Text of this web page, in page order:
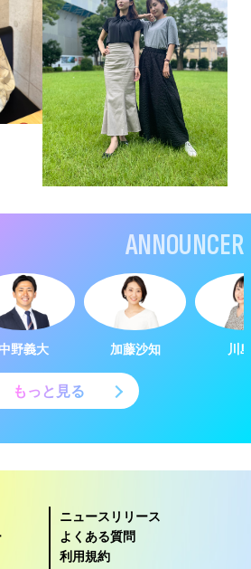
ANNOUNCER
野義大 加藤沙知 川
もっと見る
ニュースリリース
よくある質問
利用規約